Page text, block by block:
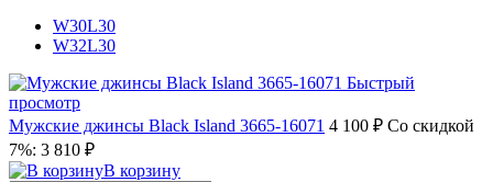
W30L30
W32L30
Быстрый
просмотр
Мужские джинсы Black Island 3665-16071 4 100 ₽ Со скидкой
7%: 3 810 ₽
В корзину